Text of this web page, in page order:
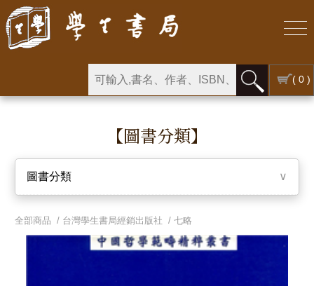
( 0 )
【圖書分類】
圖書分類 ∨
全部商品 / 台灣學生書局經銷出版社 /七略